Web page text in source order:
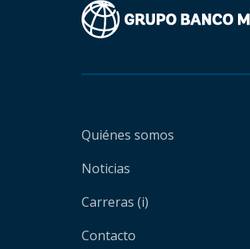
Quiénes somos
Noticias
Carreras (i)
Contacto